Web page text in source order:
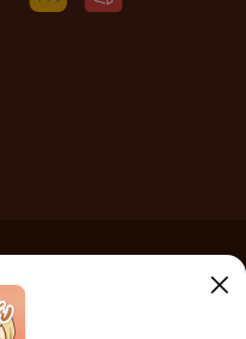
ดๆ ทั้งสิ้น ดังนั้นผู้อ่านทุกท่านโปรดใช้
ความใดๆ ที่ขัดต่อกฎหมายและศีลธรรม